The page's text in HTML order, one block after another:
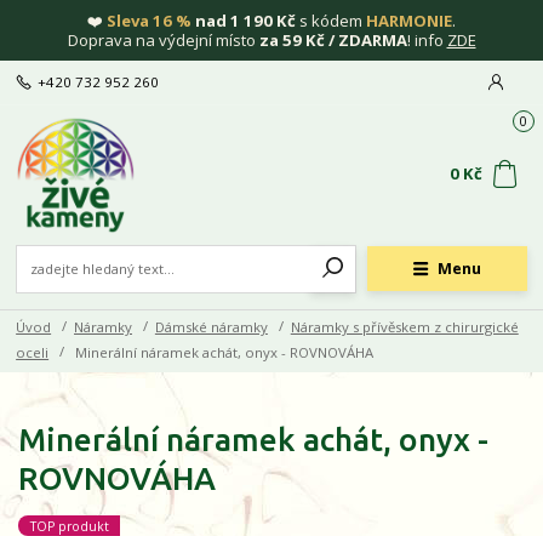
❤️ Sleva 16 % nad 1 190 Kč s kódem HARMONIE.
Doprava na výdejní místo za 59 Kč / ZDARMA! info ZDE
Menu
+420 732 952 260
0
0 Kč
Úvod Náramky Dámské náramky
Náramky s přívěskem z chirurgické
oceli
Minerální náramek achát, onyx - ROVNOVÁHA
Minerální náramek achát, onyx -
ROVNOVÁHA
TOP produkt